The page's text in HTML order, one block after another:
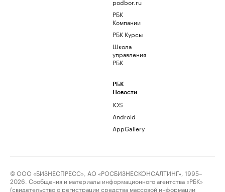
РБК
Компании
РБК Курсы
Школа
управления
РБК
РБК
Новости
iOS
Android
AppGallery
© ООО «БИЗНЕСПРЕСС», АО «РОСБИЗНЕСКОНСАЛТИНГ», 1995–
2026. Сообщения и материалы информационного агентства «РБК»
(свидетельство о регистрации средства массовой информации